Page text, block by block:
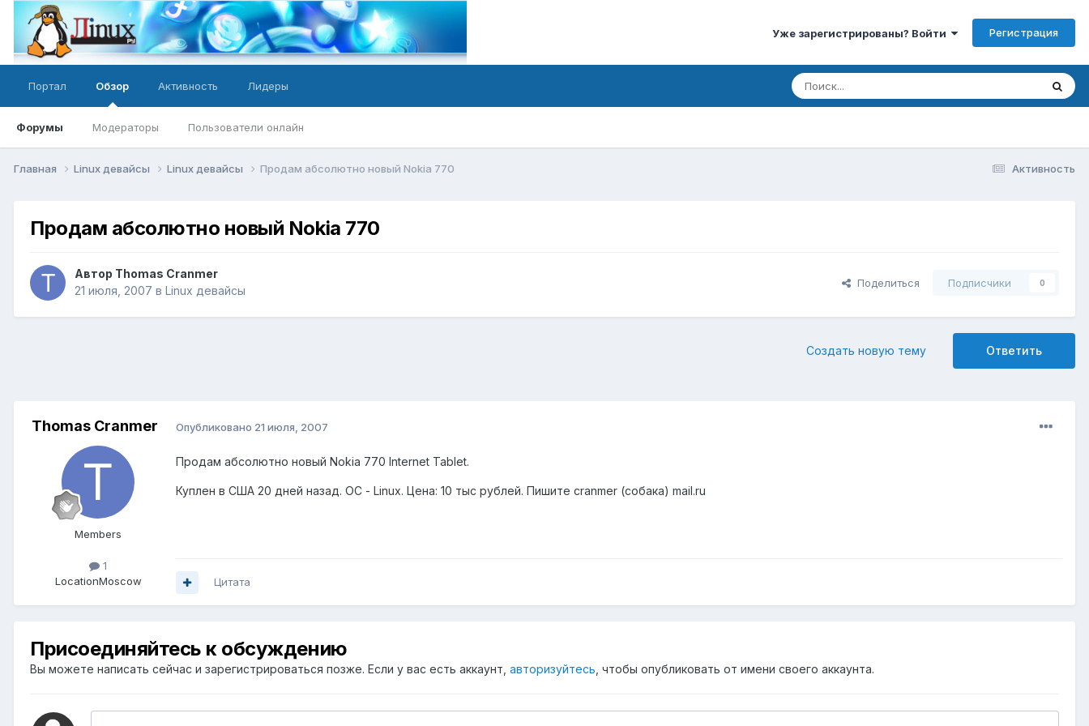
Уже зарегистрированы? Войти Регистрация
Портал Обзор
Форумы Модераторы Пользователи онлайн
Активность Лидеры
Активность
Главная Linux девайсы Linux девайсы Продам абсолютно новый Nokia 770
Продам абсолютно новый Nokia 770
Автор Thomas Cranmer
21 июля, 2007 в Linux девайсы
Поделиться Подписчики 0
Ответить
Создать новую тему
Thomas Cranmer
Members
1
LocationMoscow
Опубликовано 21 июля, 2007
Продам абсолютно новый Nokia 770 Internet Tablet.
Куплен в США 20 дней назад. ОС - Linux. Цена: 10 тыс рублей. Пишите cranmer (собака) mail.ru
Цитата
Присоединяйтесь к обсуждению
Вы можете написать сейчас и зарегистрироваться позже. Если у вас есть аккаунт, авторизуйтесь , чтобы опубликовать от имени своего аккаунта.